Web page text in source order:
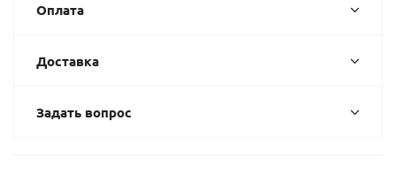
Оплата
Доставка
Задать вопрос